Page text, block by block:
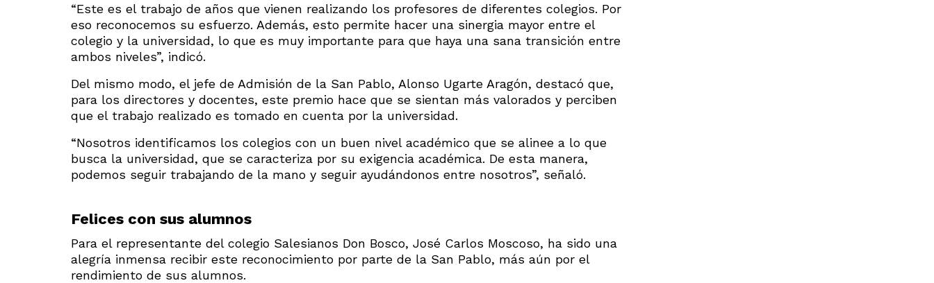
“Este es el trabajo de años que vienen realizando los profesores de diferentes colegios. Por
eso reconocemos su esfuerzo. Además, esto permite hacer una sinergia mayor entre el
colegio y la universidad, lo que es muy importante para que haya una sana transición entre
ambos niveles”, indicó.
Del mismo modo, el jefe de Admisión de la San Pablo, Alonso Ugarte Aragón, destacó que,
para los directores y docentes, este premio hace que se sientan más valorados y perciben
que el trabajo realizado es tomado en cuenta por la universidad.
“Nosotros identificamos los colegios con un buen nivel académico que se alinee a lo que
busca la universidad, que se caracteriza por su exigencia académica. De esta manera,
podemos seguir trabajando de la mano y seguir ayudándonos entre nosotros”, señaló.
Felices con sus alumnos
Para el representante del colegio Salesianos Don Bosco, José Carlos Moscoso, ha sido una
alegría inmensa recibir este reconocimiento por parte de la San Pablo, más aún por el
rendimiento de sus alumnos.